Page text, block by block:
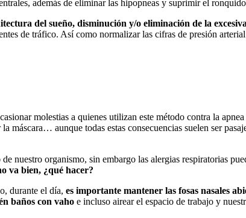
además de eliminar las hipopneas y suprimir el
del sueño, disminución y/o eliminación de la
de tráfico. Así como normalizar las cifras de presión
molestias a quienes utilizan este método contra la
aunque todas estas consecuencias suelen ser
nuestro organismo, sin embargo las alergias respiratorias
va bien, ¿qué hacer?
durante el día, es importante mantener las fosas nasales
baños con vaho e incluso airear el espacio de trabajo y